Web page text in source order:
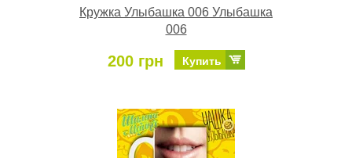
Кружка Улыбашка 006 Улыбашка
006
200 грн Купить